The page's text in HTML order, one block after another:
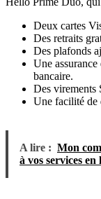
Deux cartes
Des retraits
Des plafonds
Une assurance
bancaire.
Des virements
Une facilité de
A lire : Mon
à vos services en